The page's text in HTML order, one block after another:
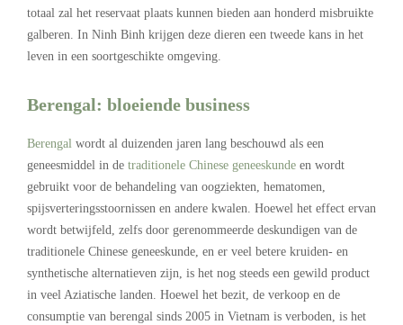
totaal zal het reservaat plaats kunnen bieden aan honderd misbruikte
galberen. In Ninh Binh krijgen deze dieren een tweede kans in het
leven in een soortgeschikte omgeving.
Berengal: bloeiende business
Berengal wordt al duizenden jaren lang beschouwd als een
geneesmiddel in de traditionele Chinese geneeskunde en wordt
gebruikt voor de behandeling van oogziekten, hematomen,
spijsverteringsstoornissen en andere kwalen. Hoewel het effect ervan
wordt betwijfeld, zelfs door gerenommeerde deskundigen van de
traditionele Chinese geneeskunde, en er veel betere kruiden- en
synthetische alternatieven zijn, is het nog steeds een gewild product
in veel Aziatische landen. Hoewel het bezit, de verkoop en de
consumptie van berengal sinds 2005 in Vietnam is verboden, is het